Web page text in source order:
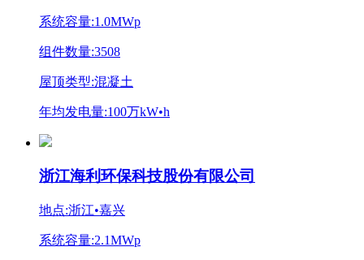
系统容量:1.0MWp
组件数量:3508
屋顶类型:混凝土
年均发电量:100万kW•h
浙江海利环保科技股份有限公司
地点:浙江•嘉兴
系统容量:2.1MWp